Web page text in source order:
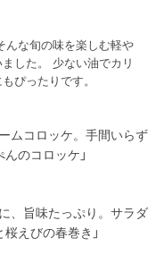
んな旬の味を楽しむ軽や
した。 少ない油でカリ
ぴったりです。
ムコロッケ。手間いらず
のコロッケ」
、旨味たっぷり。サラダ
えびの春巻き」